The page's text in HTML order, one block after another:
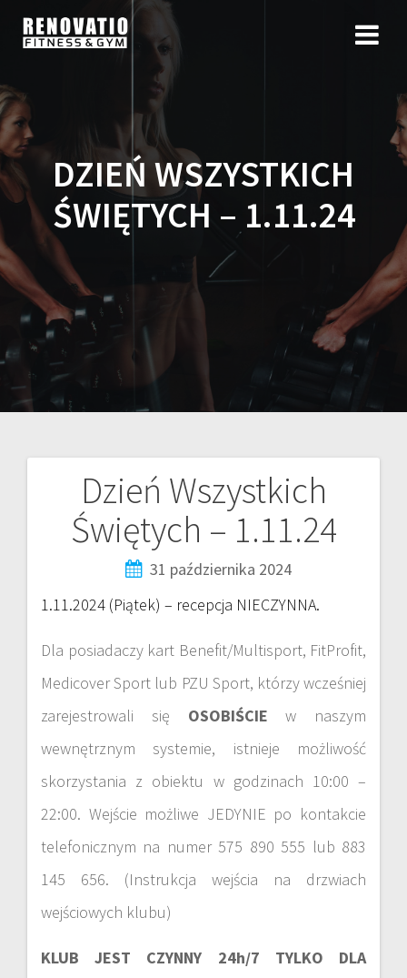
DZIEŃ WSZYSTKICH
ŚWIĘTYCH – 1.11.24
Dzień Wszystkich
Świętych – 1.11.24
31 października 2024
1.11.2024 (Piątek) – recepcja NIECZYNNA.
Dla posiadaczy kart Benefit/Multisport, FitProfit,
Medicover Sport lub PZU Sport, którzy wcześniej
zarejestrowali się OSOBIŚCIE w naszym
wewnętrznym systemie, istnieje możliwość
skorzystania z obiektu w godzinach 10:00 –
22:00. Wejście możliwe JEDYNIE po kontakcie
telefonicznym na numer 575 890 555 lub 883
145 656. (Instrukcja wejścia na drzwiach
wejściowych klubu)
KLUB JEST CZYNNY 24h/7 TYLKO DLA